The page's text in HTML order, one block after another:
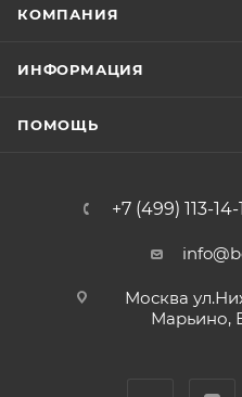
КОМПАНИЯ
ИНФОРМАЦИЯ
ПОМОЩЬ
+7 (499) 113-14-
Москва
Марьино,